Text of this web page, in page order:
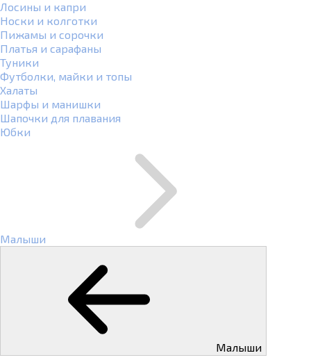
Лосины и капри
Носки и колготки
Пижамы и сорочки
Платья и сарафаны
Туники
Футболки, майки и топы
Халаты
Шарфы и манишки
Шапочки для плавания
Юбки
Малыши
Малыши